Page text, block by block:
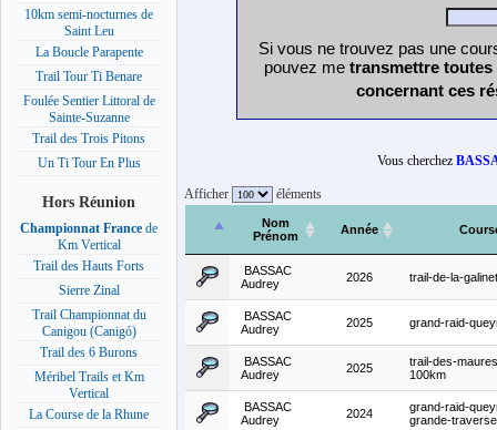
10km semi-nocturnes de
Saint Leu
La Boucle Parapente
Trail Tour Ti Benare
Foulée Sentier Littoral de
Sainte-Suzanne
Trail des Trois Pitons
Un Ti Tour En Plus
Hors Réunion
Championnat France de
Km Vertical
Trail des Hauts Forts
Sierre Zinal
Trail Championnat du
Canigou (Canigó)
Trail des 6 Burons
Méribel Trails et Km
Vertical
La Course de la Rhune
Si vous ne trouvez pas une
pouvez me transmettre
concernant ces
Vous cherchez
Afficher éléments
Nom
Prénom
Année
BASSAC
Audrey
2026 trail-de-la-
BASSAC
Audrey
2025 grand-raid-
BASSAC
Audrey
2025
trail-des-
100km
BASSAC
Audrey
2024
grand-raid-
grande-